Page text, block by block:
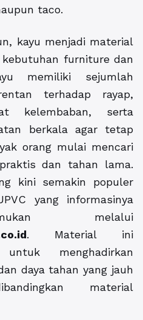
taco.
kayu menjadi material
furniture dan
memiliki sejumlah
terhadap rayap,
kelembaban, serta
berkala agar tetap
orang mulai mencari
dan tahan lama.
kini semakin populer
yang informasinya
melalui
. Material ini
menghadirkan
daya tahan yang jauh
material